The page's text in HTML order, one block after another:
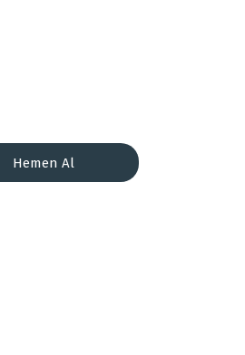
Hemen Al